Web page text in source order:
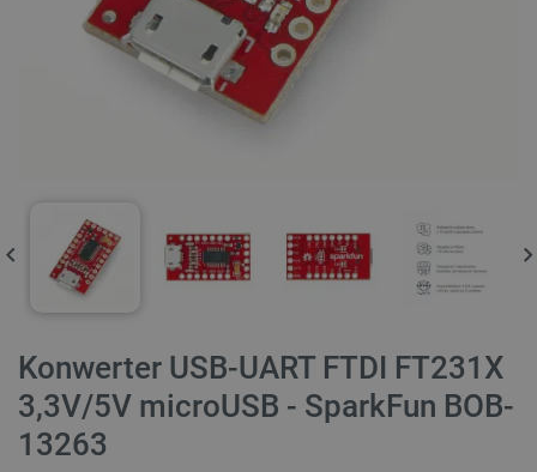
Konwerter USB-UART FTDI FT231X
3,3V/5V microUSB - SparkFun BOB-
13263